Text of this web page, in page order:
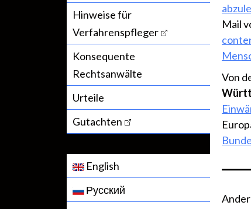
Hinweise für
Verfahrenspfleger
Konsequente
Rechtsanwälte
Urteile
Gutachten
English
Русский
Mail
Von